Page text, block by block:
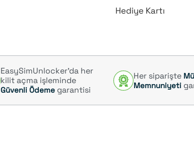
Hediye Kartı
EasySimUnlocker’da her
kilit açma işleminde
Güvenli Ödeme garantisi
Her siparişte
Memnuniyeti